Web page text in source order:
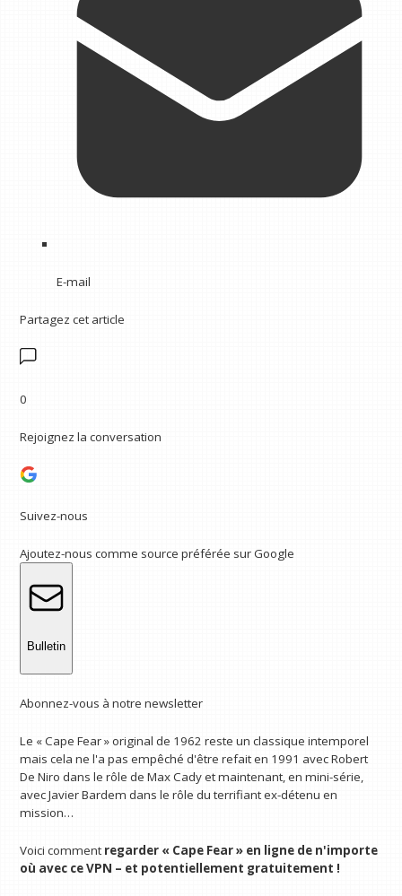
E-mail
Partagez cet article
0
Rejoignez la conversation
Suivez-nous
Ajoutez-nous comme source préférée sur Google
Bulletin
Abonnez-vous à notre newsletter
Le « Cape Fear » original de 1962 reste un classique intemporel
mais cela ne l'a pas empêché d'être refait en 1991 avec Robert
De Niro dans le rôle de Max Cady et maintenant, en mini-série,
avec Javier Bardem dans le rôle du terrifiant ex-détenu en
mission…
Voici comment regarder « Cape Fear » en ligne de n'importe
où avec ce VPN – et potentiellement gratuitement !